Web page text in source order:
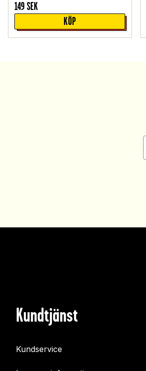
149 SEK
KÖP
Kundtjänst
Kundservice